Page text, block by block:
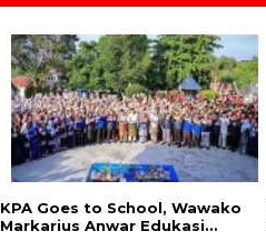
‎KPA Goes to School, ‎Wawako
Markarius Anwar Edukasi